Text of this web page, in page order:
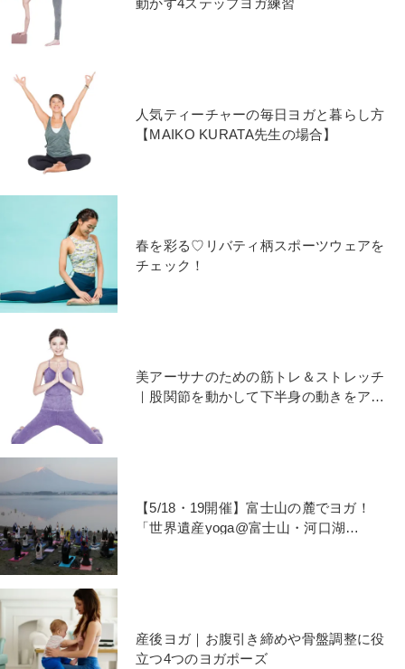
動かす4ステップヨガ練習
人気ティーチャーの毎日ヨガと暮らし方
【MAIKO KURATA先生の場合】
春を彩る♡リバティ柄スポーツウェアを
チェック！
美アーサナのための筋トレ＆ストレッチ
｜股関節を動かして下半身の動きをアッ
【5/18・19開催】富士山の麓でヨガ！
「世界遺産yoga@富士山・河口湖
産後ヨガ｜お腹引き締めや骨盤調整に役
立つ4つのヨガポーズ